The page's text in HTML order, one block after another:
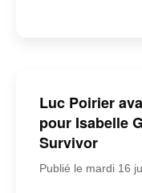
Luc Poirier
pour Isabelle
Survivor
Publié le mardi 16